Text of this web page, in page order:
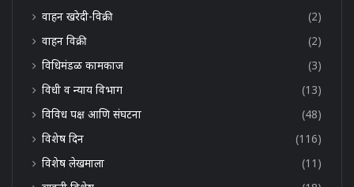
वाहन खरेदी-विक्री
(2)
वाहन विक्री
(2)
विधिमंडळ कामकाज
(3)
विधी व न्याय विभाग
(13)
विविध पक्ष आणि संघटना
(48)
विशेष दिन
(116)
विशेष लेखमाला
(11)